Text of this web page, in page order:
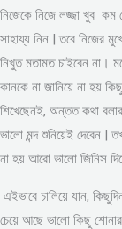
নিজেকে নিজে লজ্জা খুব কম
সাহায্য নিন | তবে নিজের
নিখুত মতামত চাইবেন
কানকে না জানিয়ে না হয়
শিখেছেনই, অন্তত কথা
ভালো মন্দ শুনিয়েই দেবেন |
না হয় আরো ভালো জিনিস
এইভাবে চালিয়ে যান,
চেয়ে আছে ভালো কিছু